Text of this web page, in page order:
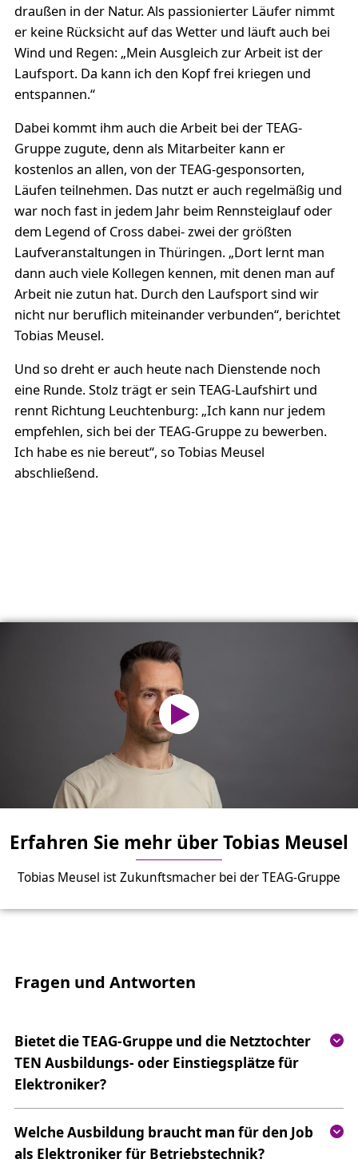
draußen in der Natur. Als passionierter Läufer nimmt
er keine Rücksicht auf das Wetter und läuft auch bei
Wind und Regen: „Mein Ausgleich zur Arbeit ist der
Laufsport. Da kann ich den Kopf frei kriegen und
entspannen.“
Dabei kommt ihm auch die Arbeit bei der TEAG-
Gruppe zugute, denn als Mitarbeiter kann er
kostenlos an allen, von der TEAG-gesponsorten,
Läufen teilnehmen. Das nutzt er auch regelmäßig und
war noch fast in jedem Jahr beim Rennsteiglauf oder
dem Legend of Cross dabei- zwei der größten
Laufveranstaltungen in Thüringen. „Dort lernt man
dann auch viele Kollegen kennen, mit denen man auf
Arbeit nie zutun hat. Durch den Laufsport sind wir
nicht nur beruflich miteinander verbunden“, berichtet
Tobias Meusel.
Und so dreht er auch heute nach Dienstende noch
eine Runde. Stolz trägt er sein TEAG-Laufshirt und
rennt Richtung Leuchtenburg: „Ich kann nur jedem
empfehlen, sich bei der TEAG-Gruppe zu bewerben.
Ich habe es nie bereut“, so Tobias Meusel
abschließend.
Erfahren Sie mehr über Tobias Meusel
Tobias Meusel ist Zukunftsmacher bei der TEAG-Gruppe
Fragen und Antworten
Bietet die TEAG-Gruppe und die Netztochter
TEN Ausbildungs- oder Einstiegsplätze für
Elektroniker?
Welche Ausbildung braucht man für den Job
als Elektroniker für Betriebstechnik?